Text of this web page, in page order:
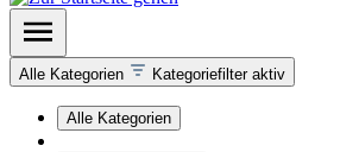
Alle Kategorien Kategoriefilter aktiv
Alle Kategorien